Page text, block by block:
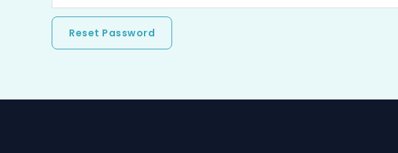
Reset Password